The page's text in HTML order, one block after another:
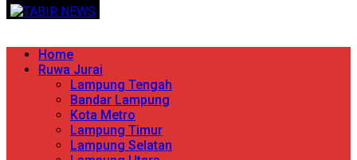
Skip
content
TERPERCAYA MENYINGKAP BERITA
Primary
Menu
Home
Ruwa Jurai
Lampung Tengah
Bandar Lampung
Kota Metro
Lampung Timur
Lampung Selatan